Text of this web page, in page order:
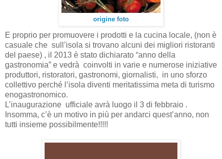
origine foto
E proprio per promuovere i prodotti e la cucina locale, (non è
casuale che sull’isola si trovano alcuni dei migliori ristoranti
del paese) , il 2013 è stato dichiarato “anno della
gastronomia” e vedrà coinvolti in varie e numerose iniziative
produttori, ristoratori, gastronomi, giornalisti, in uno sforzo
collettivo perché l’isola diventi meritatissima meta di turismo
enogastronomico.
L’inaugurazione ufficiale avrà luogo il 3 di febbraio .
Insomma, c’è un motivo in più per andarci quest’anno, non
tutti insieme possibilmente!!!!!